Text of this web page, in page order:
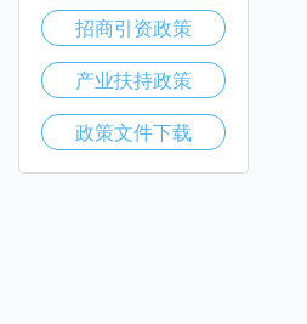
招商引资政策
产业扶持政策
政策文件下载